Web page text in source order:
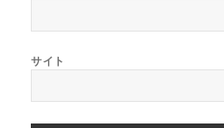
サイト